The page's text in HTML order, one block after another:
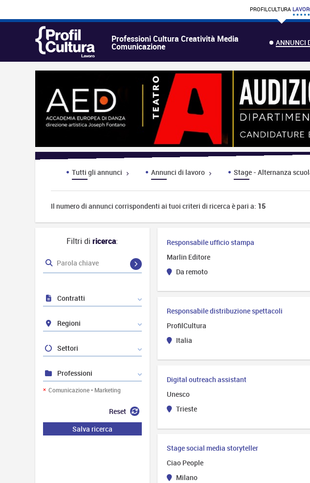
PROFILCULTURA
Professioni Cultura Creatività Media
Comunicazione ANNUNCI
Tutti gli annunci Annunci di lavoro Stage - Alternanza
Il numero di annunci corrispondenti ai tuoi criteri di ricerca è pari a: 15
Responsabile ufficio stampa
Marlin Editore
Da remoto
Responsabile distribuzione spettacoli
ProfilCultura
Italia
Digital outreach assistant
Unesco
Trieste
Stage social media storyteller
Ciao People
Milano
Filtri diricerca:
Parola chiave
Contratti
Regioni
Settori
Professioni
Comunicazione • Marketing
Reset
Salva ricerca